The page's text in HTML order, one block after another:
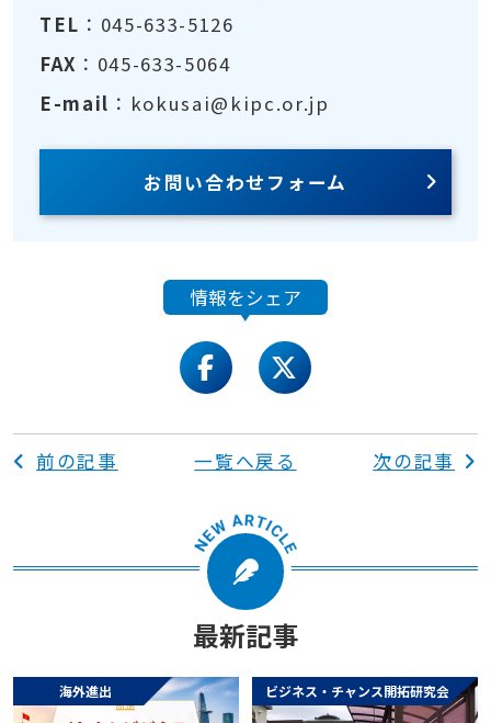
TEL ：045-633-5126
FAX ：045-633-5064
E-mail ：kokusai@kipc.or.jp
お問い合わせフォーム
情報をシェア
facebooktwitter
前の記事 一覧へ戻る 次の記事
最新記事
海外進出 ビジネス・チャンス開拓研究会